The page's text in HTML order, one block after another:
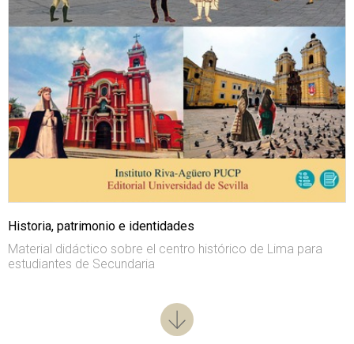
Historia, patrimonio e identidades
Material didáctico sobre el centro histórico de Lima para
estudiantes de Secundaria